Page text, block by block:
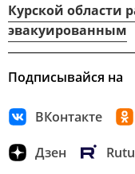
Курской области
эвакуированным
Подписывайся на
ВКонтакте
Дзен